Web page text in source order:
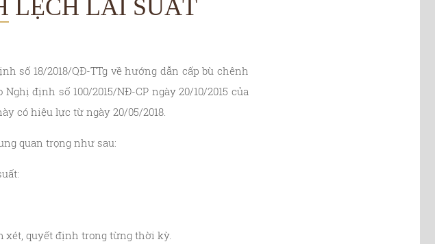
LỆCH LÃI SUẤT
số 18/2018/QĐ-TTg về hướng dẫn cấp bù chênh
định số 100/2015/NĐ-CP ngày 20/10/2015 của
có hiệu lực từ ngày 20/05/2018.
quan trọng như sau:
xét, quyết định trong từng thời kỳ.